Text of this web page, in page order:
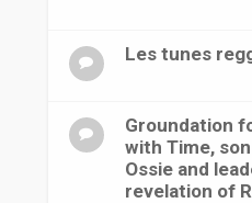
Les tunes
Groundation
with Time,
Ossie and
revelation of